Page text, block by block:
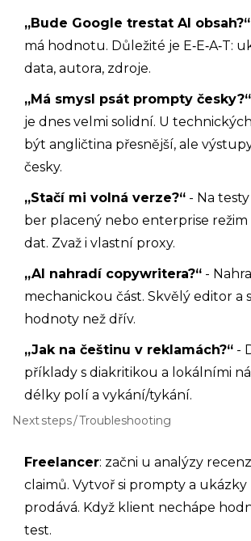
„Bude Google trestat AI obsah?“
má hodnotu. Důležité je E‑E‑A‑T:
data, autora, zdroje.
„Má smysl psát prompty česky?“
je dnes velmi solidní. U
být angličtina přesnější, ale
česky.
„Stačí mi volná verze?“ - Na
ber placený nebo enterprise
dat. Zvaž i vlastní proxy.
„AI nahradí copywritera?“ -
mechanickou část. Skvělý editor a
hodnoty než dřív.
„Jak na češtinu v reklamách?“ -
příklady s diakritikou a lokálními
délky polí a vykání/tykání.
Next steps / Troubleshooting
Freelancer: začni u analýzy
claimů. Vytvoř si prompty a
prodává. Když klient nechápe
test.